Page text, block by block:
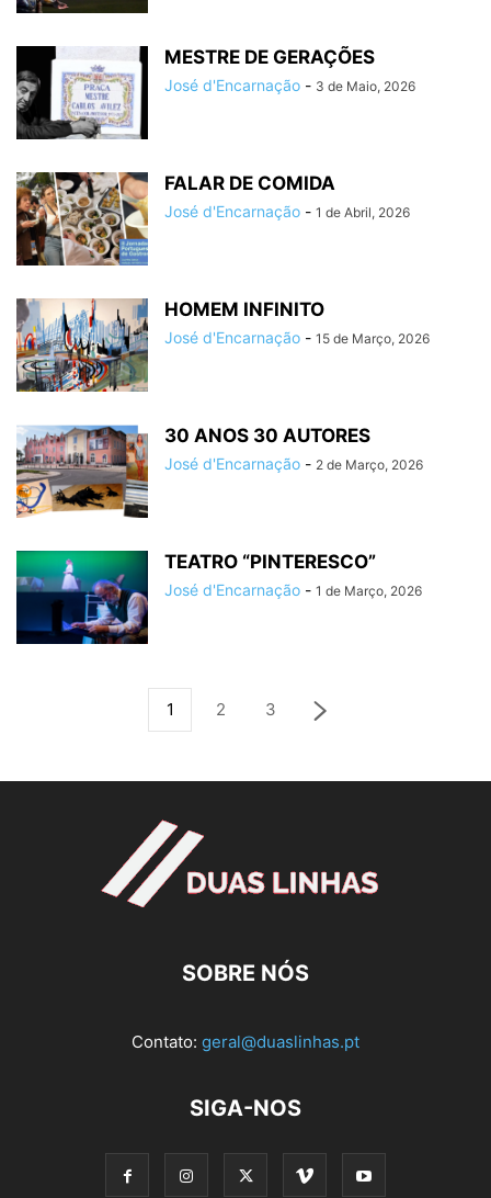
MESTRE DE GERAÇÕES
José d'Encarnação - 3 de Maio, 2026
FALAR DE COMIDA
José d'Encarnação - 1 de Abril, 2026
HOMEM INFINITO
José d'Encarnação - 15 de Março, 2026
30 ANOS 30 AUTORES
José d'Encarnação - 2 de Março, 2026
TEATRO “PINTERESCO”
José d'Encarnação - 1 de Março, 2026
1 2 3
SOBRE NÓS
Contato: geral@duaslinhas.pt
SIGA-NOS